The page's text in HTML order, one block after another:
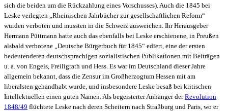
sich die beiden um die Rückzahlung eines Vorschusses). Auch die 1845 bei
Leske verlegten „Rheinischen Jahrbücher zur gesellschaftlichen Reform“
wurden verboten und mussten in die Schweiz ausweichen. Ihr Herausgeber
Hermann Püttmann hatte auch das ebenfalls bei Leske erschienene, in Preußen
alsbald verbotene „Deutsche Bürgerbuch für 1845“ ediert, eine der ersten
bedeutenderen deutschsprachigen sozialistischen Publikationen mit Beiträgen
u. a. von Engels, Freiligrath und Hess. Es war im Deutschland dieser Jahre
allgemein bekannt, dass die Zensur im Großherzogtum Hessen mit am
liberalsten gehandhabt wurde, und insbesondere Leske besaß bei kritischen
Intellektuellen einen guten Namen. Als begeisterter Anhänger derRevolution
1848/49 flüchtete Leske nach deren Scheitern nach Straßburg und Paris, wo er